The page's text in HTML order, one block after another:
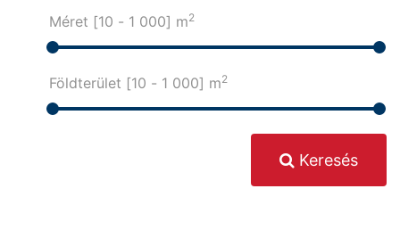
Méret [10 - 1 000] m2
Földterület [10 - 1 000] m2
Keresés